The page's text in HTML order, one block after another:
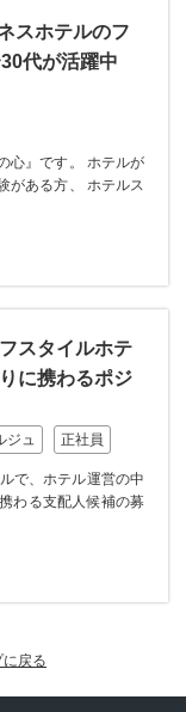
スホテルのフ
代が活躍中
心』です。 ホテルが
がある方、 ホテルス
スタイルホテ
に携わるポジ
ジュ 正社員
で、ホテル運営の中
わる支配人候補の募
戻る